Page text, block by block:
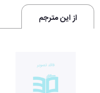
نیچه. داستانی دلربا و جذاب.»
کتاب وقتی نیچه گریست مملو از
به‌نوعی درمانگر است. این رمان
یا نیچه آشنا شود، می‌تواند
از این مترجم